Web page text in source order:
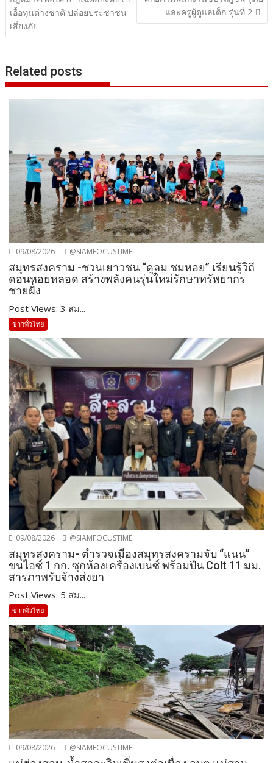
เอื้อทุนต่างชาติ ปล่อยประชาชน
เสี่ยงภัย
และครูผู้ดูแลเด็ก รุ่นที่ 2
Related posts
09/08/2026 @SIAMFOCUSTIME
สมุทรสงคราม -ชวนเยาวชน “ดูลม ชมหอย” เรียนรู้วิถี
ดอนหอยหลอด สร้างพลังคนรุ่นใหม่รักษาทรัพยากร
ชายฝั่ง
Post Views: 3 สม...
ข่าวทั่วไทย
09/08/2026 @SIAMFOCUSTIME
สมุทรสงคราม- ตำรวจเมืองสมุทรสงครามจับ “แนน”
ขนไอซ์ 1 กก. ซุกห้องเครื่องเบนซ์ พร้อมปืน Colt 11 มม.
สารภาพรับจ้างส่งยา
Post Views: 5 สม...
ข่าวทั่วไทย
09/08/2026 @SIAMFOCUSTIME